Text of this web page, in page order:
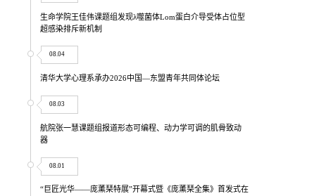
生命学院王佳伟课题组发现λ噬菌体Lom蛋白介导受体占位型
超感染排斥新机制
08.04
清华大学心理系承办2026中国—东盟青年共同体论坛
08.03
航院张一慧课题组报道形态可编程、动力学可调的肌骨致动
器
08.01
“巨匠光华——庞薰琹特展”开幕式暨《庞薰琹全集》首发式在